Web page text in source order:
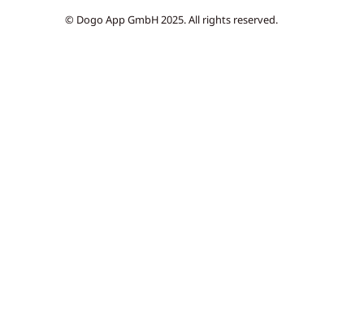
© Dogo App GmbH 2025. All rights reserved.